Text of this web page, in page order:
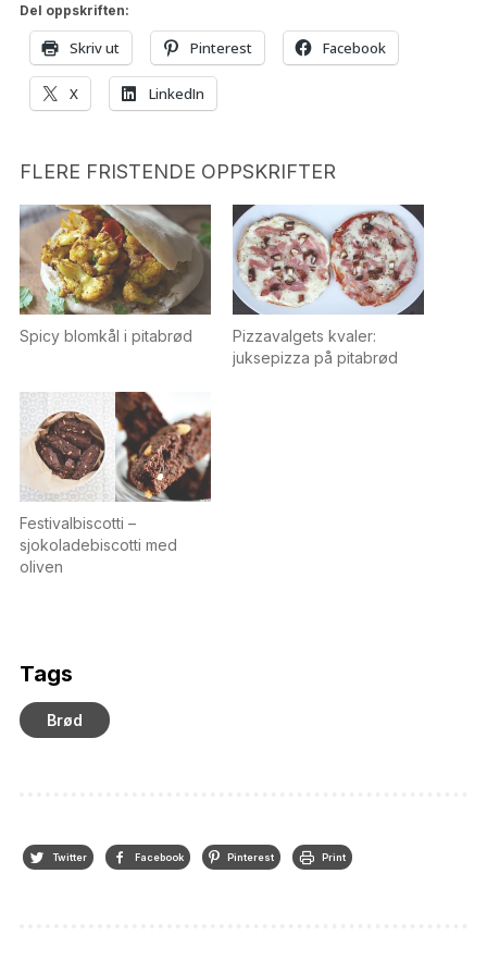
Del oppskriften:
Skriv ut Pinterest Facebook
X LinkedIn
FLERE FRISTENDE OPPSKRIFTER
Spicy blomkål i pitabrød
Pizzavalgets kvaler:
juksepizza på pitabrød
Festivalbiscotti –
sjokoladebiscotti med
oliven
Tags
Brød
Twitter Facebook Pinterest Print